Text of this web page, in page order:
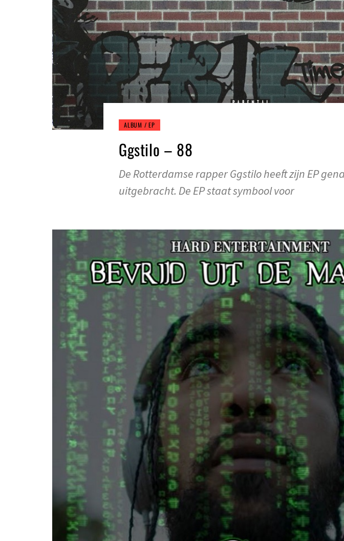
ALBUM / EP
Ggstilo – 88
De Rotterdamse rapper Ggstilo heeft zijn EP
uitgebracht. De EP staat symbool voor